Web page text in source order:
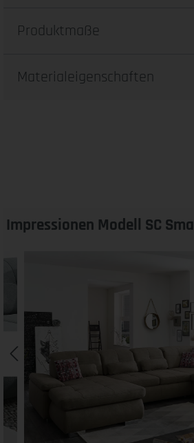
Produktmaße
Materialeigenschaften
Impressionen Modell SC